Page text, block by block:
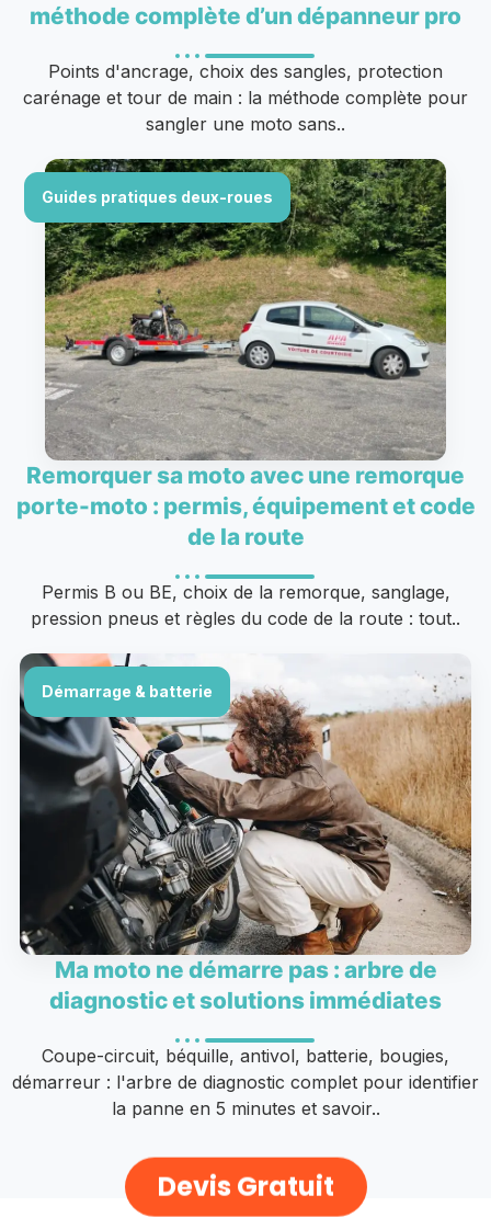
méthode complète d’un dépanneur pro
Points d'ancrage, choix des sangles, protection
carénage et tour de main : la méthode complète pour
sangler une moto sans..
Guides pratiques deux-roues
Remorquer sa moto avec une remorque
porte-moto : permis, équipement et code
de la route
Permis B ou BE, choix de la remorque, sanglage,
pression pneus et règles du code de la route : tout..
Démarrage & batterie
Ma moto ne démarre pas : arbre de
diagnostic et solutions immédiates
Coupe-circuit, béquille, antivol, batterie, bougies,
démarreur : l'arbre de diagnostic complet pour identifier
la panne en 5 minutes et savoir..
Devis Gratuit